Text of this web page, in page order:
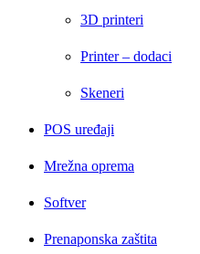
3D printeri
Printer – dodaci
Skeneri
POS uređaji
Mrežna oprema
Softver
Prenaponska zaštita